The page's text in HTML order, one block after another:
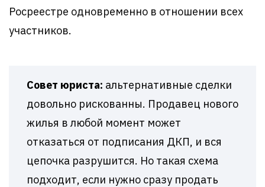
Росреестре одновременно в отношении всех
участников.
Совет юриста: альтернативные сделки
довольно рискованны. Продавец нового
жилья в любой момент может
отказаться от подписания ДКП, и вся
цепочка разрушится. Но такая схема
подходит, если нужно сразу продать